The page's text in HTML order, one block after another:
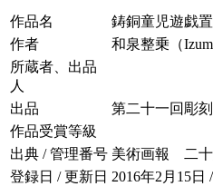
作品名
鋳銅童児遊戯
作者
和泉整乗（Izumi
所蔵者、出品
人
出品
第二十一回彫刻
作品受賞等級
出典 / 管理番号 美術画報 二十
登録日 / 更新日 2016年2月15日